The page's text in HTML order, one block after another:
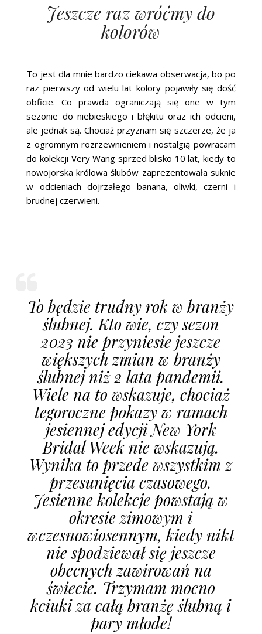
Jeszcze raz wróćmy do
kolorów
To jest dla mnie bardzo ciekawa obserwacja, bo po
raz pierwszy od wielu lat kolory pojawiły się dość
obficie. Co prawda ograniczają się one w tym
sezonie do niebieskiego i błękitu oraz ich odcieni,
ale jednak są. Chociaż przyznam się szczerze, że ja
z ogromnym rozrzewnieniem i nostalgią powracam
do kolekcji Very Wang sprzed blisko 10 lat, kiedy to
nowojorska królowa ślubów zaprezentowała suknie
w odcieniach dojrzałego banana, oliwki, czerni i
brudnej czerwieni.
To będzie trudny rok w branży
ślubnej. Kto wie, czy sezon
2023 nie przyniesie jeszcze
większych zmian w branży
ślubnej niż 2 lata pandemii.
Wiele na to wskazuje, chociaż
tegoroczne pokazy w ramach
jesiennej edycji New York
Bridal Week nie wskazują.
Wynika to przede wszystkim z
przesunięcia czasowego.
Jesienne kolekcje powstają w
okresie zimowym i
wczesnowiosennym, kiedy nikt
nie spodziewał się jeszcze
obecnych zawirowań na
świecie. Trzymam mocno
kciuki za całą branżę ślubną i
pary młode!